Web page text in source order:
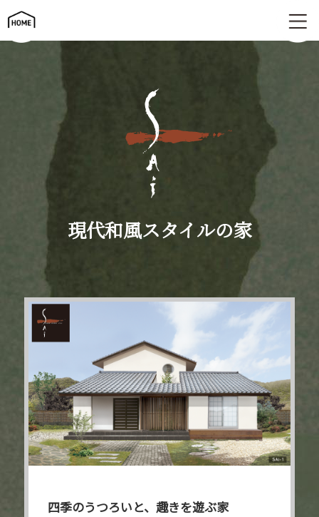
現代和風スタイルの家 | SAi（サイ）
現代和風スタイルの家
四季のうつろいと、趣きを遊ぶ家